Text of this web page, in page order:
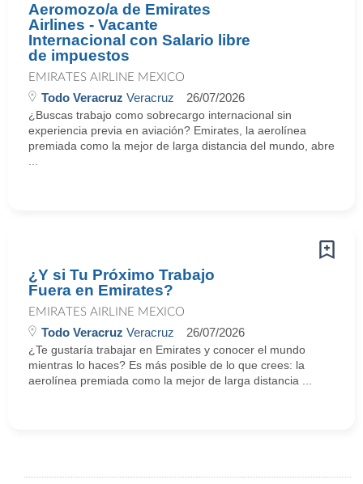
Aeromozo/a de Emirates
Airlines - Vacante
Internacional con Salario libre
de impuestos
EMIRATES AIRLINE MEXICO
Todo Veracruz Veracruz 26/07/2026
¿Buscas trabajo como sobrecargo internacional sin
experiencia previa en aviación? Emirates, la aerolínea
premiada como la mejor de larga distancia del mundo, abre
¿Y si Tu Próximo Trabajo
Fuera en Emirates?
EMIRATES AIRLINE MEXICO
Todo Veracruz Veracruz 26/07/2026
¿Te gustaría trabajar en Emirates y conocer el mundo
mientras lo haces? Es más posible de lo que crees: la
aerolínea premiada como la mejor de larga distancia ...